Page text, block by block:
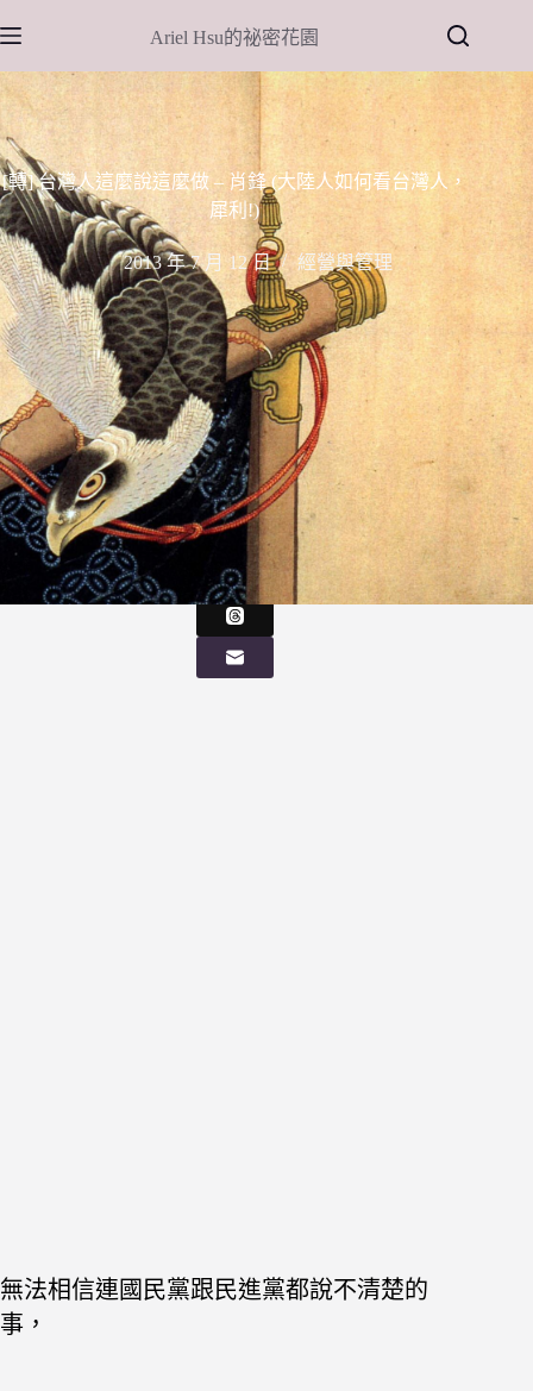
至
主
要
內
容
Ariel Hsu的祕密花園
[轉] 台灣人這麼說這麼做 – 肖鋒 (大陸人如何看台灣人，
犀利!)
2013 年 7 月 12 日 經營與管理
無法相信連國民黨跟民進黨都說不清楚的
事，